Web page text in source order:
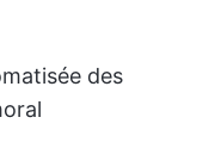
des